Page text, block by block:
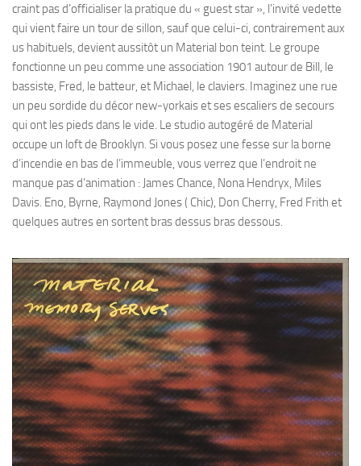
craint pas d’officialiser la pratique du « guest star », l’invité vedette
qui vient faire un tour de sillon, sauf que celui-ci, contrairement aux
us habituels, devient aussitôt un Material bon teint. Le groupe
fonctionne un peu comme une association 1901 autour de Bill, le
bassiste, Fred, le batteur, et Michael, le claviers. Imaginez une rue
un peu sordide du décor new-yorkais et ses escaliers de secours
qui ont les pieds dans le vide. Le studio autogéré de Material
occupe un loft de Brooklyn. Si vous posez une fesse sur la borne
d’incendie en bas de l’immeuble, vous verrez que l’endroit ne
manque pas d’animation : James Chance, Nona Hendryx, Miles
Davis. Eno, Byrne, Raymond Jones ( Chic), Don Cherry, Fred Frith et
quelques autres en sortent bras dessus bras dessous.